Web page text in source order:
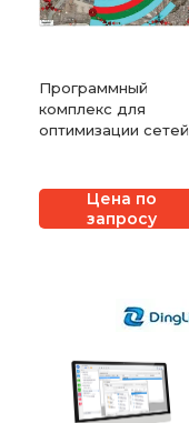
Программный
комплекс для
оптимизации сетей
(ранее Ascom)
Цена по
запросу